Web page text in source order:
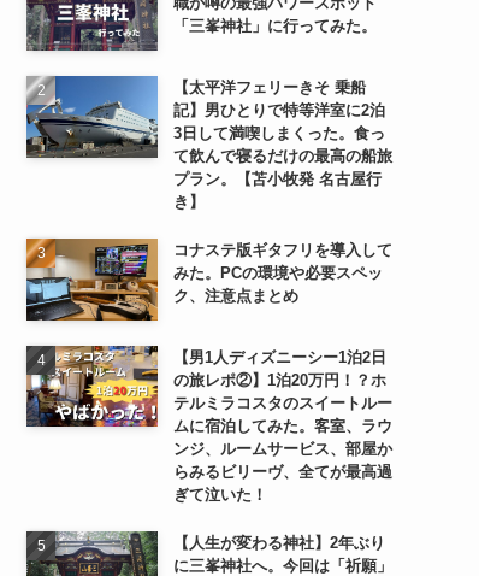
「三峯神社」に行ってみた。
【太平洋フェリーきそ 乗船
記】男ひとりで特等洋室に2泊
3日して満喫しまくった。食っ
て飲んで寝るだけの最高の船旅
プラン。【苫小牧発 名古屋行
き】
コナステ版ギタフリを導入して
みた。PCの環境や必要スペッ
ク、注意点まとめ
【男1人ディズニーシー1泊2日
の旅レポ②】1泊20万円！？ホ
テルミラコスタのスイートルー
ムに宿泊してみた。客室、ラウ
ンジ、ルームサービス、部屋か
らみるビリーヴ、全てが最高過
ぎて泣いた！
【人生が変わる神社】2年ぶり
に三峯神社へ。今回は「祈願」